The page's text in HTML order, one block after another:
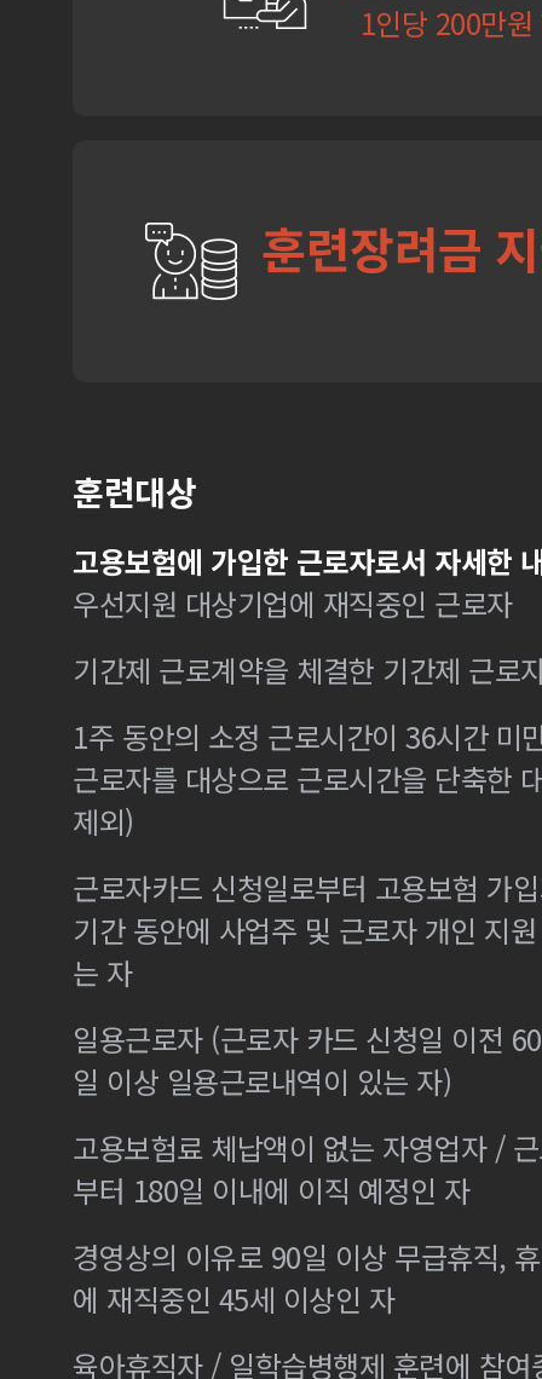
1인당 200만원
훈련장려금
훈련대상
고용보험에 가입한 근로자로서 자세한
우선지원 대상기업에 재직중인 근로자
기간제 근로계약을 체결한 기간제 근로
1주 동안의 소정 근로시간이 36시간 미
근로자를 대상으로 근로시간을 단축한
제외)
근로자카드 신청일로부터 고용보험 가
기간 동안에 사업주 및 근로자 개인 지
는 자
일용근로자 (근로자 카드 신청일 이전
일 이상 일용근로내역이 있는 자)
고용보험료 체납액이 없는 자영업자 /
부터 180일 이내에 이직 예정인 자
경영상의 이유로 90일 이상 무급휴직,
에 재직중인 45세 이상인 자
육아휴직자 / 일학습병행제 훈련에 참